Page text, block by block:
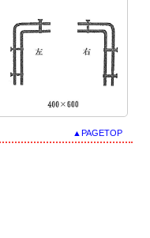
▲PAGETOP